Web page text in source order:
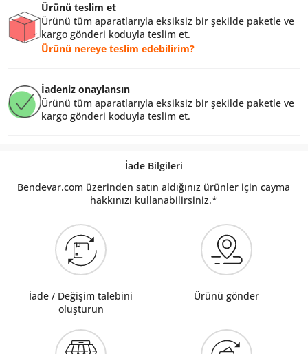
Ürünü teslim et
Ürünü tüm aparatlarıyla eksiksiz bir şekilde paketle ve
kargo gönderi koduyla teslim et.
Ürünü nereye teslim edebilirim?
İadeniz onaylansın
Ürünü tüm aparatlarıyla eksiksiz bir şekilde paketle ve
kargo gönderi koduyla teslim et.
İade Bilgileri
Bendevar.com üzerinden satın aldığınız ürünler için cayma
hakkınızı kullanabilirsiniz.*
İade / Değişim talebini
oluşturun
Ürünü gönder